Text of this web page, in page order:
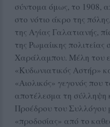
σύντομα όμως, το 1908,
στο νότιο άκρο της
της Αγίας Γαλατιανής,
της Ρωμαίικης
Χαράλαμπου. Μέλη του
«Κυδωνιατικός Αστήρ»
«Αιολικός» γεγονός που
αποτέλεσμα τη σύλληψη
Προέδρου του Συλλόγου
«προδοσίας» από το